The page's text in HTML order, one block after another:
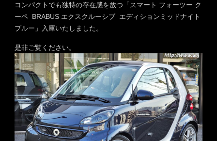
コンパクトでも独特の存在感を放つ「スマート フォーツー ク
ーペ BRABUS エクスクルーシブ エディションミッドナイト
ブルー」入庫いたしました。
是非ご覧ください。